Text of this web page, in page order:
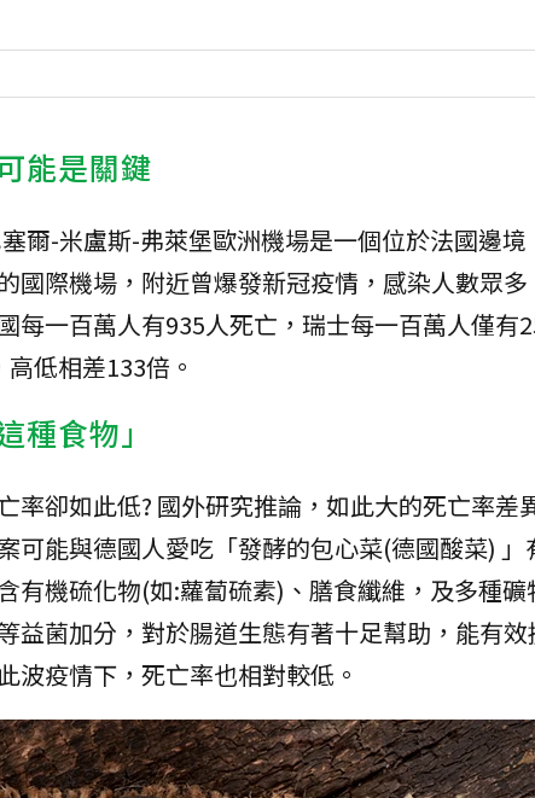
能是關鍵
爾-米盧斯-弗萊堡歐洲機場是一個位於法國邊境
國際機場，附近曾爆發新冠疫情，感染人數眾多
每一百萬人有935人死亡，瑞士每一百萬人僅有
低相差133倍。
種食物」
率卻如此低? 國外研究推論，如此大的死亡率差
可能與德國人愛吃「發酵的包心菜(德國酸菜) 」
有機硫化物(如:蘿蔔硫素)、膳食纖維，及多種礦
益菌加分，對於腸道生態有著十足幫助，能有
波疫情下，死亡率也相對較低。